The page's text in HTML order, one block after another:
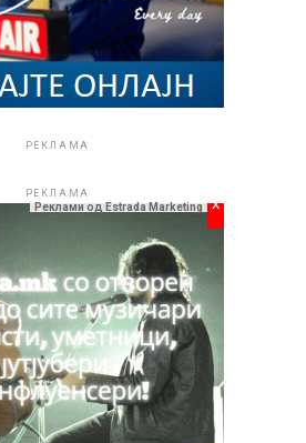
РЕКЛАМА
РЕКЛАМА
Реклами од Estrada Marketing x